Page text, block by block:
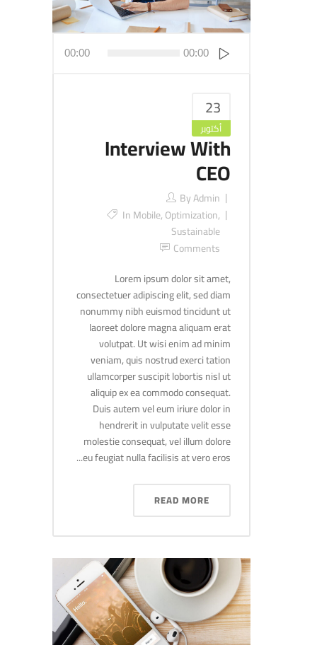
الصوت
00:00
00:00
23
أكتوبر
Interview With
CEO
ByAdmin
InMobile,Optimization,
Sustainable
Comments
Lorem ipsum dolor sit amet,
consectetuer adipiscing elit, sed diam
nonummy nibh euismod tincidunt ut
laoreet dolore magna aliquam erat
volutpat. Ut wisi enim ad minim
veniam, quis nostrud exerci tation
ullamcorper suscipit lobortis nisl ut
aliquip ex ea commodo consequat.
Duis autem vel eum iriure dolor in
hendrerit in vulputate velit esse
molestie consequat, vel illum dolore
eu feugiat nulla facilisis at vero eros...
READ MORE